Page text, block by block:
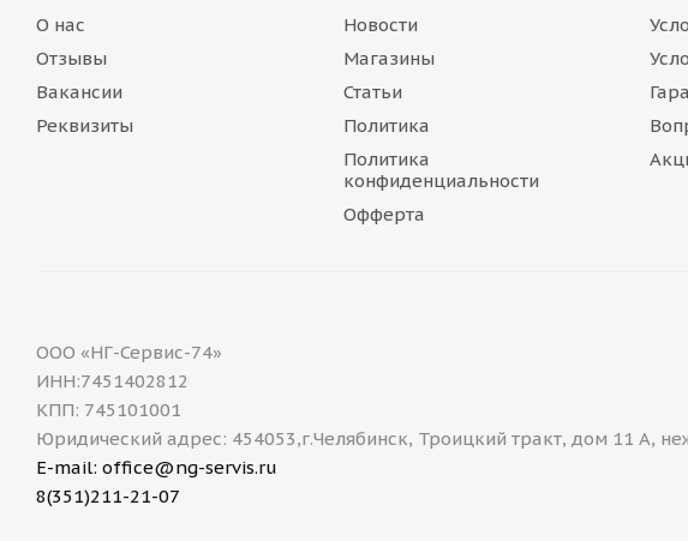
О нас
Отзывы
Вакансии
Реквизиты
Новости
Магазины
Статьи
Политика
Политика
конфиденциальности
Офферта
ООО «НГ-Сервис-74»
ИНН:7451402812
КПП: 745101001
Юридический адрес: 454053,г.Челябинск, Троицкий тракт, дом 11 А,
E-mail: office@ng-servis.ru
8(351)211-21-07